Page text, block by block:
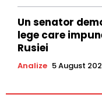
Un senator
lege care
Rusiei
Analize 5 August